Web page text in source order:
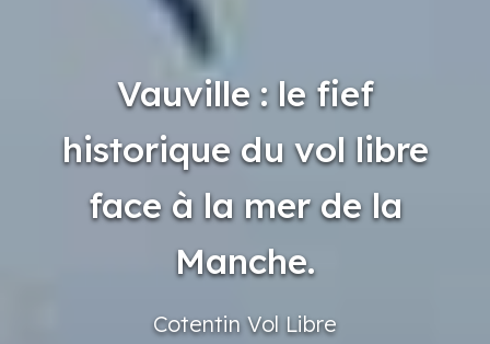
Vauville : le fief
historique du vol libre
face à la mer de la
Manche.
Cotentin Vol Libre